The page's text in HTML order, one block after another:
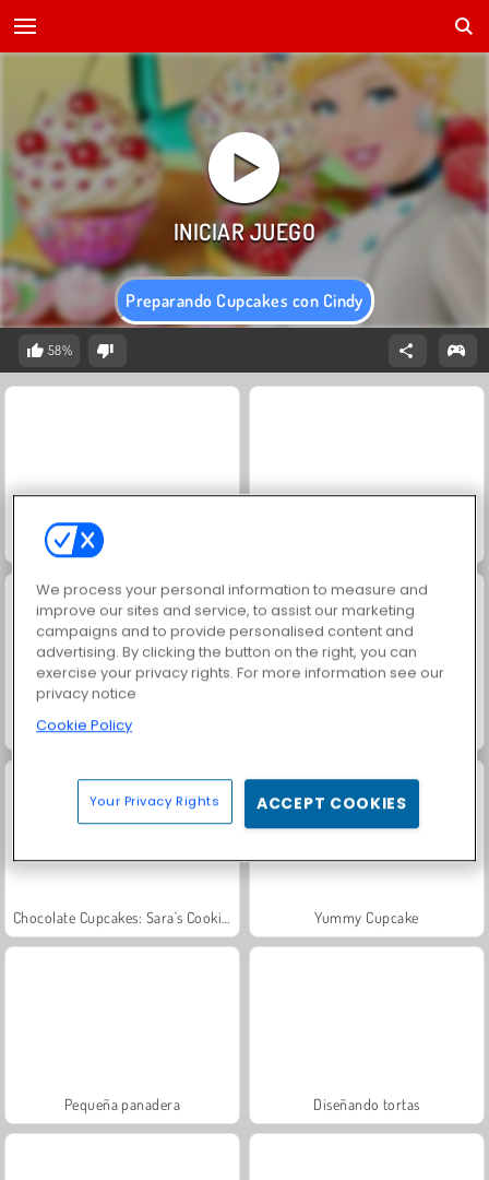
Preparando Cupcakes con Cindy
58%
Sudoku: Classic
Panqueque de helado
Yummy Cupcake
Pequeña panadera Diseñando tortas
We process your personal information to measure and
improve our sites and service, to assist our marketing
campaigns and to provide personalised content and
advertising. By clicking the button on the right, you can
exercise your privacy rights. For more information see our
privacy notice
Cookie Policy
Your Privacy Rights ACCEPT COOKIES